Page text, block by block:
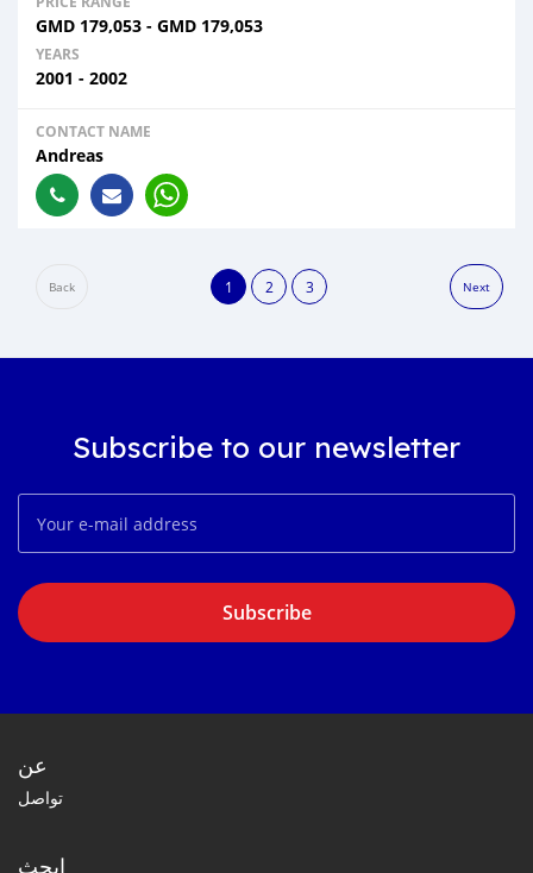
GMD 179,053 - GMD 179,053
YEARS
2001 - 2002
CONTACT NAME
Andreas
Back 1 2 3 Next
Subscribe to our newsletter
Subscribe
عن
تواصل
ابحث